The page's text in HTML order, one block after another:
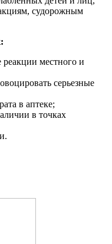
судорожным
местного и
серьезные
в аптеке;
в точках